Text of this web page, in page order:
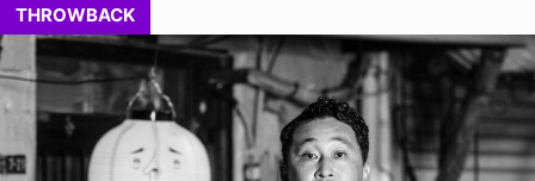
THROWBACK